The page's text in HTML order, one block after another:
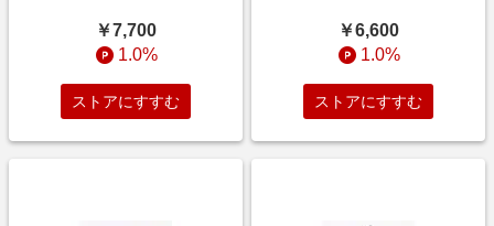
￥7,700
1.0%
ストアにすすむ
￥6,600
1.0%
ストアにすすむ